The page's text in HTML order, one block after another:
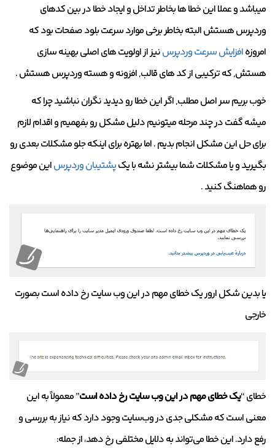
میباشد و عملا این خطا ها بخاطر تداخل و ایجاد خطا در بین کدهای
وردپرس هستش البته بخاطر برخی موارد سرعت بلود صفحات بود که
امروزهافزایش سرعت وردپرسنیز از اولویت های اصلی بهینه سازی
هستش, که ترکیبی از کد های قالب, افزونه و هسته وردپرس هستش .
خوب بریم سر اصل مطلب, اگر این خطا رو دیدید نگران نباشید چرا که
میشه گفت در چند مرحله میتونیم دلیل مشکل رو بفهمیم و اقدام لازم
برای حل این مشکل انجام بدیم . اما بهتره برای اینکه جلو مشکلات بعدی رو
بگیرید و یا مشکلات شما بیشتر نشه با یکپشتیبان وردپرساین موضوع
رو هماهنگ کنید .
یا بدین شکل ارور یک خطای مهم در این وب سایت رخ داده است بصورت
خارجی
خطای “یک خطای مهم در این وب سایت رخ داده است” معمولاً به این
معنی است که مشکلی جدی در وب‌سایت وجود دارد که نیاز به بررسی و
رفع دارد. این خطا می‌تواند به دلایل مختلفی رخ دهد، از جمله: